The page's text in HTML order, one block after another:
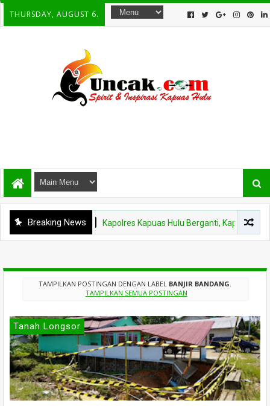
THURSDAY, AUGUST 6.
Breaking News
POLDA KALBAR Kapolres Kapuas Hulu Berganti, Kapolda
TAMPILKAN POSTINGAN DENGAN LABEL BANJIR BANDANG.
TAMPILKAN SEMUA POSTINGAN
Tanah Longsor